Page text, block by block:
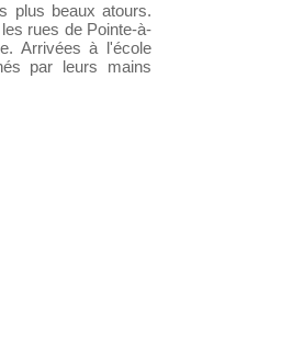
plus beaux atours.
rues de Pointe-à-
Arrivées à l'école
par leurs mains